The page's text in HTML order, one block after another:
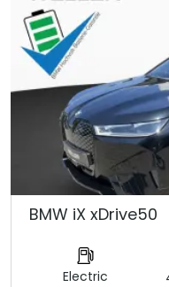
BMW iX xDrive50
Electric